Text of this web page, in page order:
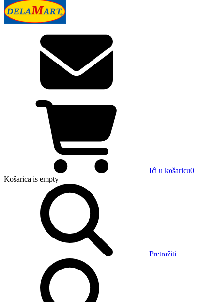
Ići u košaricu0
Košarica is empty
Pretražiti